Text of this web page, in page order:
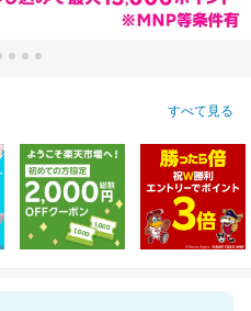
すべて見る